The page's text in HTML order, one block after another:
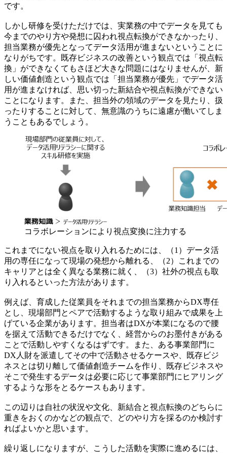
です。
しかし研修を受けただけでは、実業務の中でデータを見ても
今までのやり方や発想に囚われ視点転換ができなかったり、
担当業務が優先となってデータ活用が進まないということに
なりがちです。既存ビジネスの改善という観点では「視点転
換」ができなくてもさほど大きな問題にはなりませんが、新
しい価値創造という観点では「担当業務が優先」でデータ活
用が進まなければ、思い切った新結合や視点転換ができない
ことになります。また、担当外の領域のデータを見たり、扱
ったりすることに対して、無意識のうちに遠慮が働いてしま
うこともあるでしょう。
コラボレーションにより視点変換に注力する
これまでにない視点を取り入れるためには、（1）データ活
用の専任になって現場の発想から離れる、（2）これまでの
キャリアとは全く異なる業務に就く、（3）社外の視点も取
り入れるといった方法があります。
例えば、育成した従業員をそれまでの担当業務からDX専任
とし、現場部門とペアで活動するような取り組みで成果を上
げている企業があります。担当者はDXが本業になるので腰
を据えて活動できるだけでなく、経営からのお墨付きがある
ことで活動しやすくなるはずです。また、ある事業部門に
DX人財を派遣してその中で活動させるケースや、既存ビジ
ネスとは切り離して価値創造チームを作り、既存ビジネスや
そこで発生するデータは必要に応じて事業部門にヒアリング
するような形をとるケースもあります。
この辺りは自社の状況や文化、新結合と視点転換のどちらに
重きをおくのかなどの観点で、どのやり方を採るのか検討す
ればよいかと思います。
繰り返しになりますが、こうした活動を実際に進めるには、